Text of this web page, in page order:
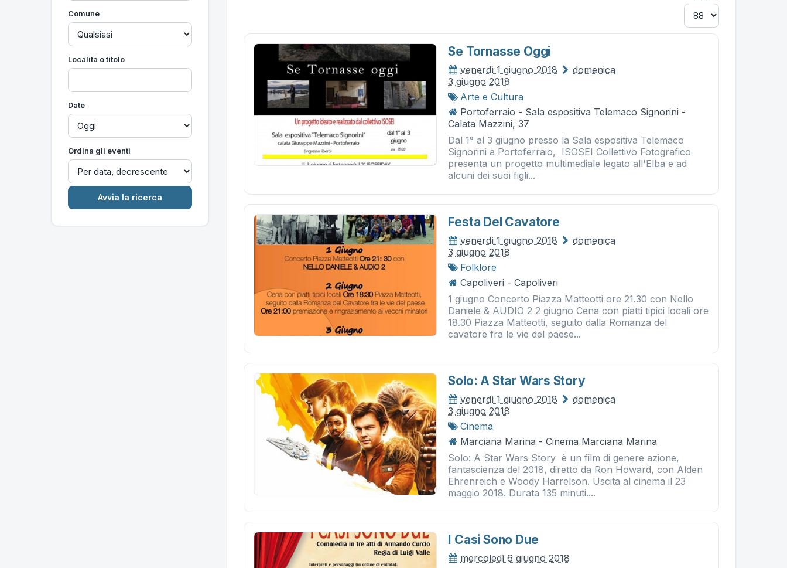
Comune
Località o titolo
Date
Ordina gli eventi
Se Tornasse Oggi
venerdì 1 giugno 2018
domenica
3 giugno 2018
Arte e Cultura
Portoferraio - Sala espositiva Telemaco Signorini -
Calata Mazzini, 37
Dal 1° al 3 giugno presso la Sala espositiva Telemaco
Signorini a Portoferraio, ISOSEI Collettivo Fotografico
presenta un progetto multimediale legato all'Elba e ad
alcuni dei suoi figli...
Festa Del Cavatore
venerdì 1 giugno 2018
domenica
3 giugno 2018
Folklore
Capoliveri - Capoliveri
1 giugno Concerto Piazza Matteotti ore 21.30 con Nello
Daniele & AUDIO 2 2 giugno Cena con piatti tipici locali ore
18.30 Piazza Matteotti, seguito dalla Romanza del
cavatore fra le vie del paese...
Solo: A Star Wars Story
venerdì 1 giugno 2018
domenica
3 giugno 2018
Cinema
Marciana Marina - Cinema Marciana Marina
Solo: A Star Wars Story è un film di genere azione,
fantascienza del 2018, diretto da Ron Howard, con Alden
Ehrenreich e Woody Harrelson. Uscita al cinema il 23
maggio 2018. Durata 135 minuti....
I Casi Sono Due
mercoledì 6 giugno 2018